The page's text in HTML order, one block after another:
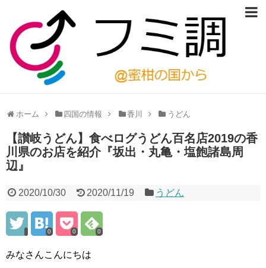
ホーム 四国の情報 香川 うどん
【讃岐うどん】食べログうどん百名店2019の香
川県のお店を紹介『坂出・丸亀・塩飽諸島周
辺』
2020/10/30 2020/11/19 うどん
0 0 0
みなさんこんにちは